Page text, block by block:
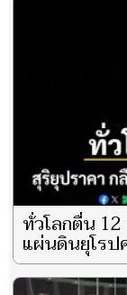
ทั่วโลกตื่น
แผ่นดินยุโรป